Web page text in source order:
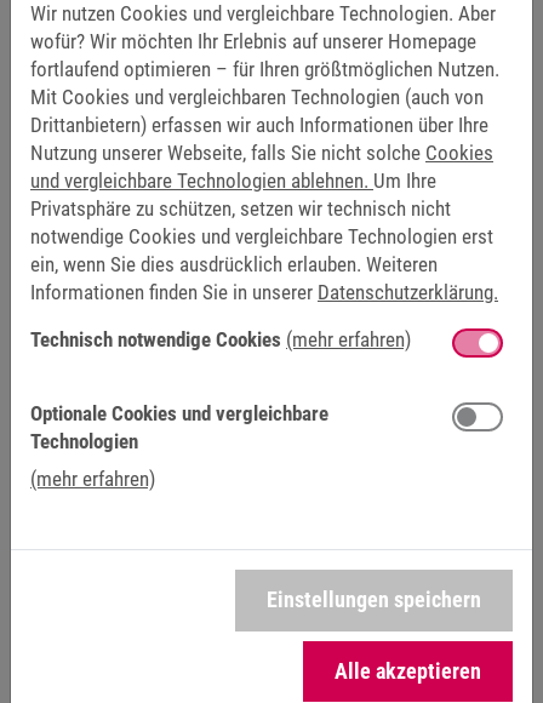
standardmäßig lackiert und bieten somit ein besonders
hohes Schutzlevel. Bei Bedarf bietet KEB eine 3C3-
Schutzlackierung der Leiterplatten und Anschlussstellen
nach IEC/EN 60721-3-3 an, die für einen Zugewinn an
Robustheit sorgt. Im Ergebnis besteht ein deutlich
geringerer Reparaturaufwand für den Anwender. Und auch
die Wartung wird mit KEB deutlich komfortabler. Denn:
Innerhalb derAutomatisierungsplattform NOAbietet KEB
die Möglichkeit für Predictive Maintenance. So werden
Wartungen planbar, Stillstände vermieden und Kosten
gespart. Auf die Drives abgestimmteSteuerungstechnik
Visualisierung von vorhandenen Maschinendaten ergänzen
die Systemlösung.
Die Drives verfügen über einen geberlosen Algorithmus, der
des Crushers sichergestellt, selbst bei unregelmäßigem
Maschinenvorschub. Durch die Möglichkeit dergeberlosen
sind auch Kosteneinsparungen möglich, da
etwaige Kabel und der Geber entfallen. Insbesondere bei
wassergekühlte Motoren
Wir nutzen Cookies und vergleichbare Technologien. Aber
wofür? Wir möchten Ihr Erlebnis auf unserer Homepage
fortlaufend optimieren – für Ihren größtmöglichen Nutzen.
Mit Cookies und vergleichbaren Technologien (auch von
Drittanbietern) erfassen wir auch Informationen über Ihre
Nutzung unserer Webseite, falls Sie nicht solche Cookies
und vergleichbare Technologien ablehnen. Um Ihre
Privatsphäre zu schützen, setzen wir technisch nicht
notwendige Cookies und vergleichbare Technologien erst
ein, wenn Sie dies ausdrücklich erlauben. Weiteren
Informationen finden Sie in unserer Datenschutzerklärung.
Technisch notwendige Cookies (mehr erfahren)
Optionale Cookies und vergleichbare
Technologien
(mehr erfahren)
Einstellungen speichern
Alle akzeptieren